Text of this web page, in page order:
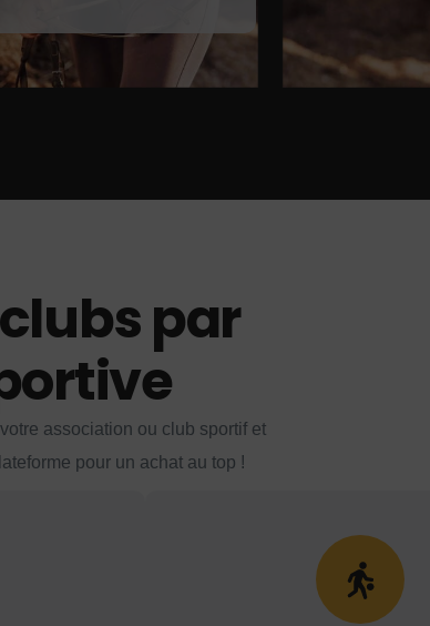
par
association ou club sportif et
pour un achat au top !